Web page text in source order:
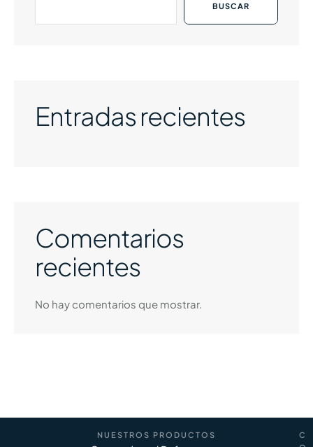
BUSCAR
Entradas recientes
Comentarios
recientes
No hay comentarios que mostrar.
NUESTROS PRODUCTOS
C